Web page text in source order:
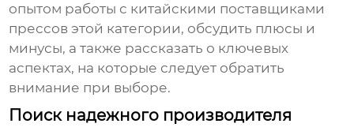
опытом работы с китайскими поставщиками
прессов этой категории, обсудить плюсы и
минусы, а также рассказать о ключевых
аспектах, на которые следует обратить
внимание при выборе.
Поиск надежного производителя